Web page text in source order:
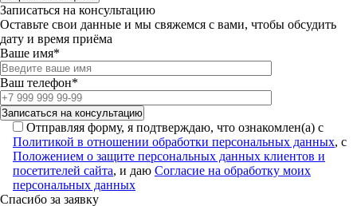
Записаться на консультацию
Оставьте свои данные и мы свяжемся с вами, чтобы обсудить
дату и время приёма
Ваше имя*
Ваш телефон*
Отправляя форму, я подтверждаю, что ознакомлен(а) с
Политикой в отношении обработки персональных данных, с
Положением о защите персональных данных клиентов и
посетителей сайта, и даю Согласие на обработку моих
персональных данных
Спасибо за заявку